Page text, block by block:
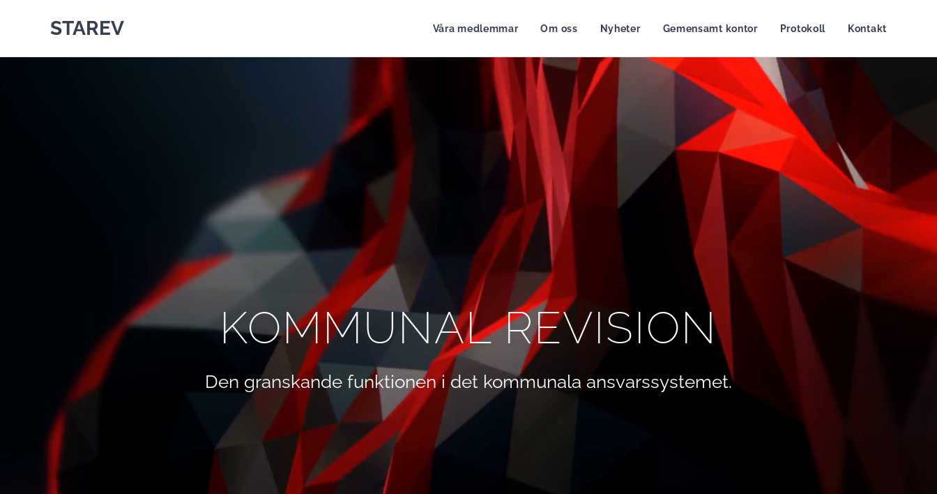
STAREV Våra medlemmar Om oss Nyheter Gemensamt kontor Protokoll Kontakt
KOMMUNAL REVISION
Den granskande funktionen i det kommunala ansvarssystemet.